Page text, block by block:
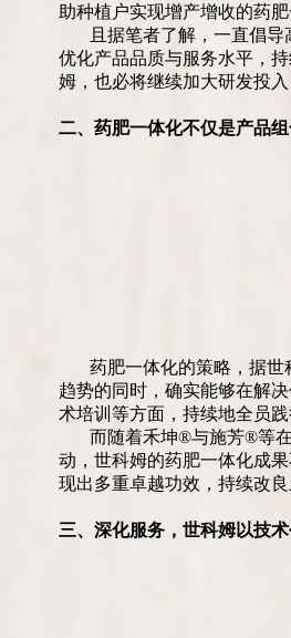
助种植户实现增产增收的药
且据笔者了解，一直倡
优化产品品质与服务水平，
姆，也必将继续加大研发投
二、药肥一体化不仅是产品
药肥一体化的策略，据
趋势的同时，确实能够在解
术培训等方面，持续地全员践
而随着禾坤®与施芳®等
动，世科姆的药肥一体化成
现出多重卓越功效，持续改
三、深化服务，世科姆以技